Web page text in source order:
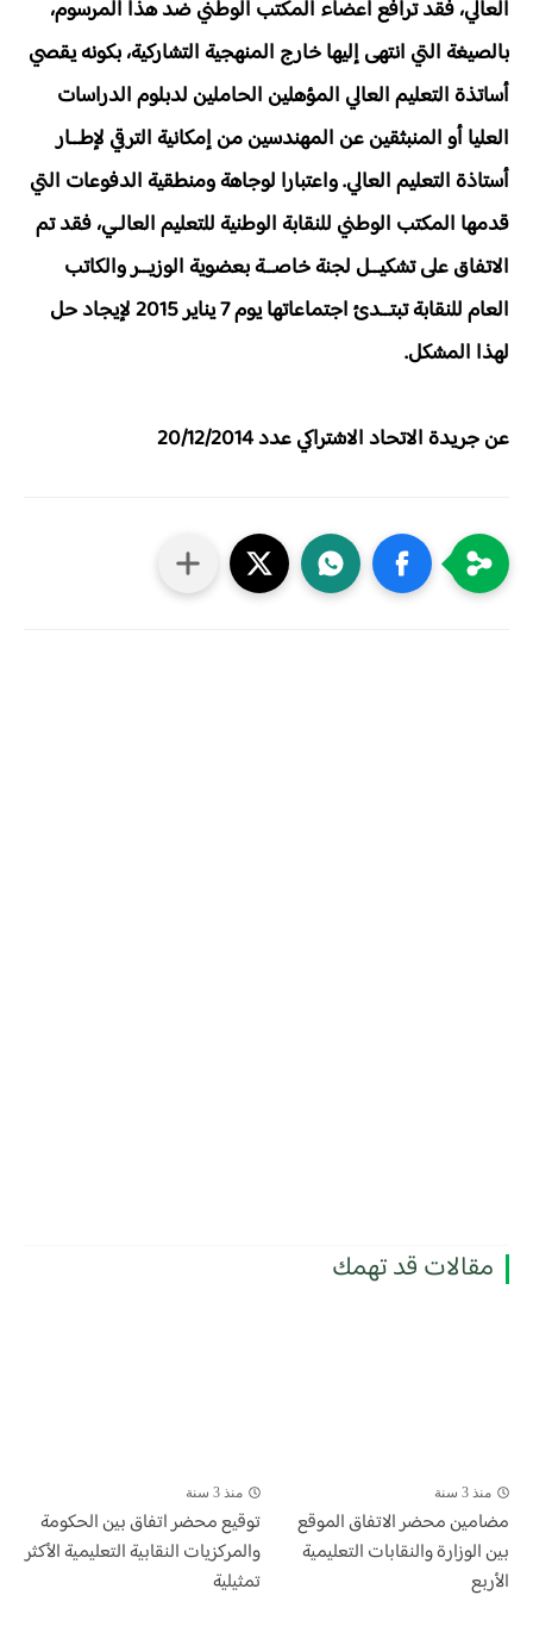
العالي، فقد ترافع أعضاء المكتب الوطني ضد هذا المرسوم،
بالصيغة التي انتهى إليها خارج المنهجية التشاركية، بكونه يقصي
أساتذة التعليم العالي المؤهلين الحاملين لدبلوم الدراسات
العليا أو المنبثقين عن المهندسين من إمكانية الترقي لإطــار
أستاذة التعليم العالي. واعتبارا لوجاهة ومنطقية الدفوعات التي
قدمها المكتب الوطني للنقابة الوطنية للتعليم العالـي، فقد تم
الاتفاق على تشكيــل لجنة خاصــة بعضوية الوزيــر والكاتب
العام للنقابة تبتــدئ اجتماعاتها يوم 7 يناير 2015 لإيجاد حل
لهذا المشكل.
عن جريدة الاتحاد الاشتراكي عدد 20/12/2014
مقالات قد تهمك
منذ 3 سنة
مضامين محضر الاتفاق الموقع
بين الوزارة والنقابات التعليمية
الأربع
منذ 3 سنة
توقيع محضر اتفاق بين الحكومة
والمركزيات النقابية التعليمية الأكثر
تمثيلية